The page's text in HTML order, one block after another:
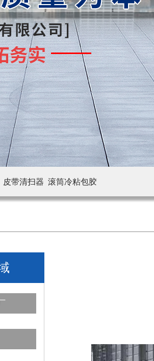
带清扫器 滚筒冷粘包胶